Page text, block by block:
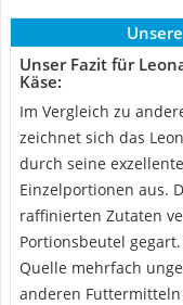
Unser Fazit für
Käse:
Im Vergleich zu
zeichnet sich das
durch seine
Einzelportionen aus.
raffinierten Zutaten
Portionsbeutel
Quelle mehrfach
anderen